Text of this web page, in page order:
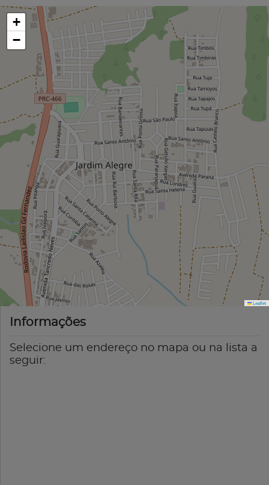
+
−
Leaflet
Informações
Selecione um endereço no mapa ou na lista a
seguir: